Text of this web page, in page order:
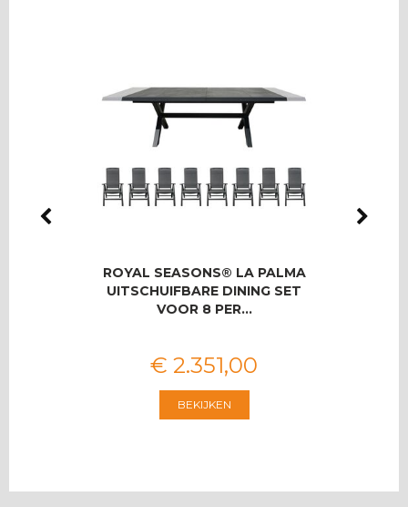
ROYAL SEASONS® LA PALMA
UITSCHUIFBARE DINING SET
VOOR 8 PER…
€ 2.351,00
BEKIJKEN